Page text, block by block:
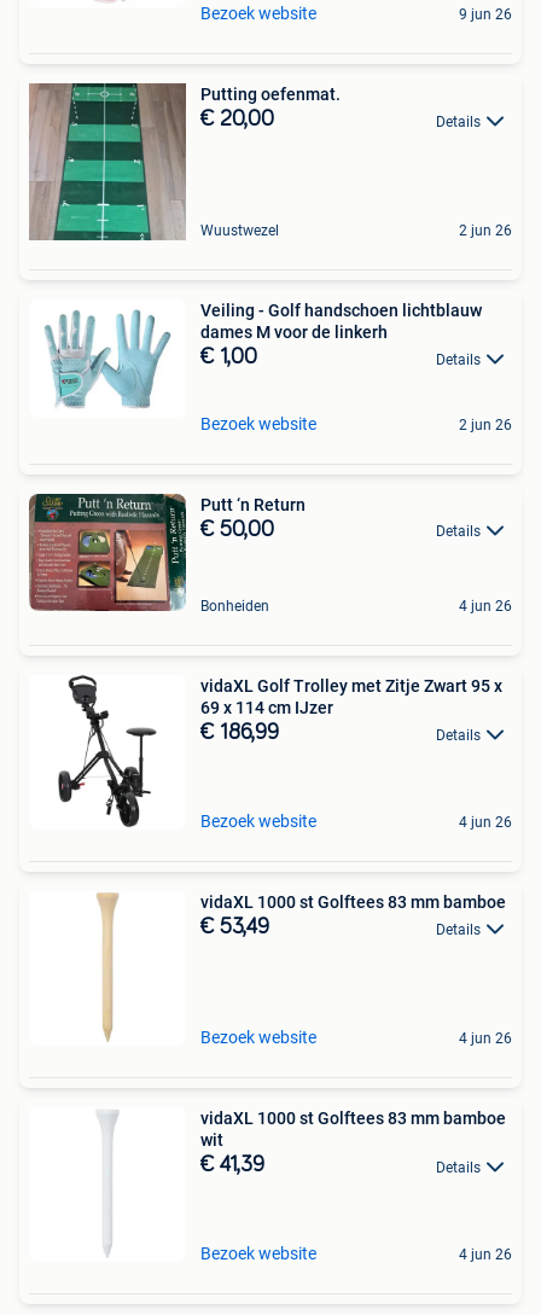
Bezoek website 9 jun 26
Putting oefenmat.
€ 20,00 Details
Wuustwezel 2 jun 26
Veiling - Golf handschoen lichtblauw
dames M voor de linkerh
€ 1,00 Details
Bezoek website 2 jun 26
Putt ‘n Return
€ 50,00 Details
Bonheiden 4 jun 26
vidaXL Golf Trolley met Zitje Zwart 95 x
69 x 114 cm IJzer
€ 186,99 Details
Bezoek website 4 jun 26
vidaXL 1000 st Golftees 83 mm bamboe
€ 53,49 Details
Bezoek website 4 jun 26
vidaXL 1000 st Golftees 83 mm bamboe
wit
€ 41,39 Details
Bezoek website 4 jun 26